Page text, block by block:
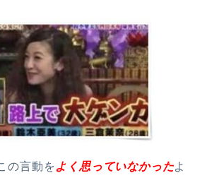
の言動をよく思っていなかったよ